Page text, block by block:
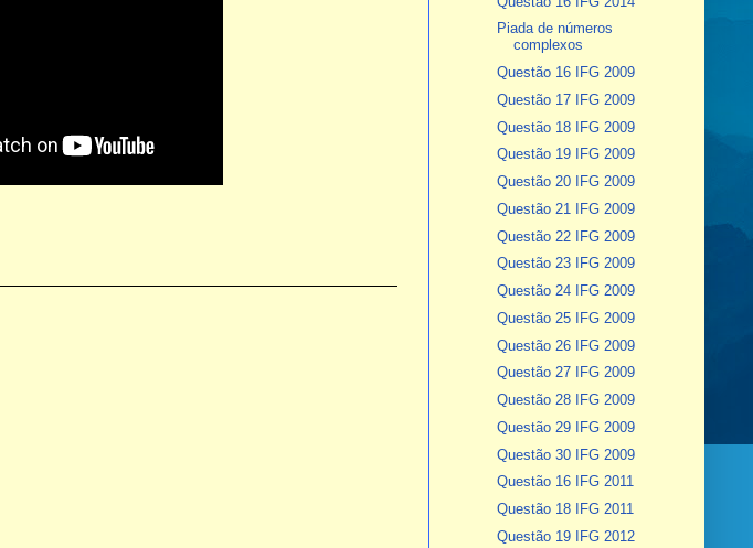
Piada de números
complexos
Questão 16 IFG 2009
Questão 17 IFG 2009
Questão 18 IFG 2009
Questão 19 IFG 2009
Questão 20 IFG 2009
Questão 21 IFG 2009
Questão 22 IFG 2009
Questão 23 IFG 2009
Questão 24 IFG 2009
Questão 25 IFG 2009
Questão 26 IFG 2009
Questão 27 IFG 2009
Questão 28 IFG 2009
Questão 29 IFG 2009
Questão 30 IFG 2009
Questão 16 IFG 2011
Questão 18 IFG 2011
Questão 19 IFG 2012